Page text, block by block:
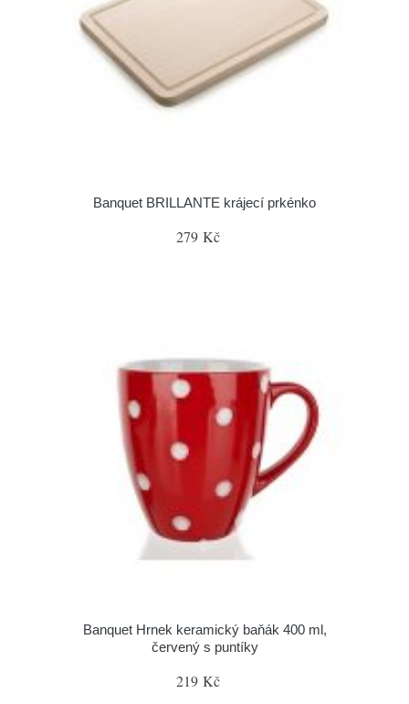
Banquet BRILLANTE krájecí prkénko
279 Kč
Banquet Hrnek keramický baňák 400 ml,
červený s puntíky
219 Kč